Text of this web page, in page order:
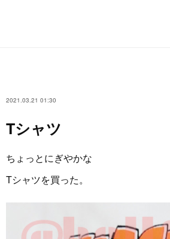
2021.03.21 01:30
Tシャツ
ちょっとにぎやかな
Tシャツを買った。